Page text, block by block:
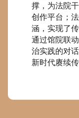
撑，为法院
创作平台；
涵，实现了
通过馆院联
治实践的对
新时代赓续传